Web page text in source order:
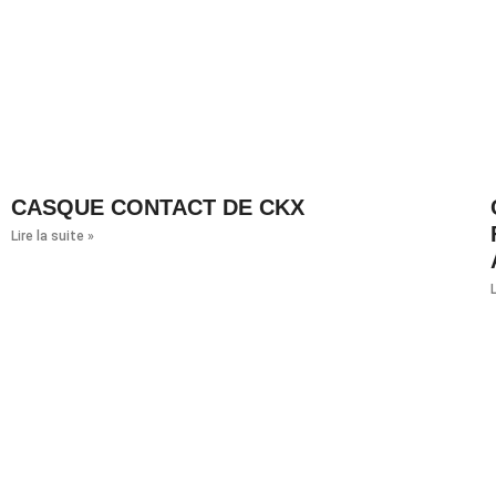
CASQUE CONTACT DE CKX
Lire la suite »